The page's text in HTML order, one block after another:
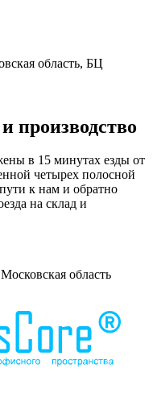
область, БЦ
производство
в 15 минутах езды от
четырех полосной
к нам и обратно
на склад и
область